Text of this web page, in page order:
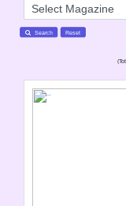
Search Reset